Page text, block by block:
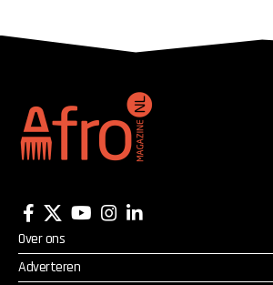
Over ons
Adverteren